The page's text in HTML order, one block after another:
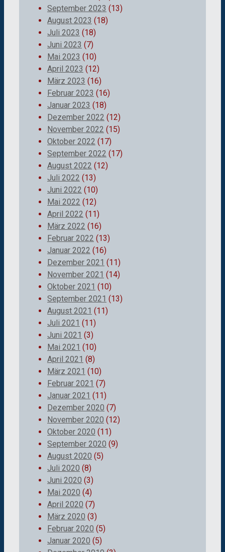
September 2023 (13)
August 2023 (18)
Juli 2023 (18)
Juni 2023 (7)
Mai 2023 (10)
April 2023 (12)
März 2023 (16)
Februar 2023 (16)
Januar 2023 (18)
Dezember 2022 (12)
November 2022 (15)
Oktober 2022 (17)
September 2022 (17)
August 2022 (12)
Juli 2022 (13)
Juni 2022 (10)
Mai 2022 (12)
April 2022 (11)
März 2022 (16)
Februar 2022 (13)
Januar 2022 (16)
Dezember 2021 (11)
November 2021 (14)
Oktober 2021 (10)
September 2021 (13)
August 2021 (11)
Juli 2021 (11)
Juni 2021 (3)
Mai 2021 (10)
April 2021 (8)
März 2021 (10)
Februar 2021 (7)
Januar 2021 (11)
Dezember 2020 (7)
November 2020 (12)
Oktober 2020 (11)
September 2020 (9)
August 2020 (5)
Juli 2020 (8)
Juni 2020 (3)
Mai 2020 (4)
April 2020 (7)
März 2020 (3)
Februar 2020 (5)
Januar 2020 (5)